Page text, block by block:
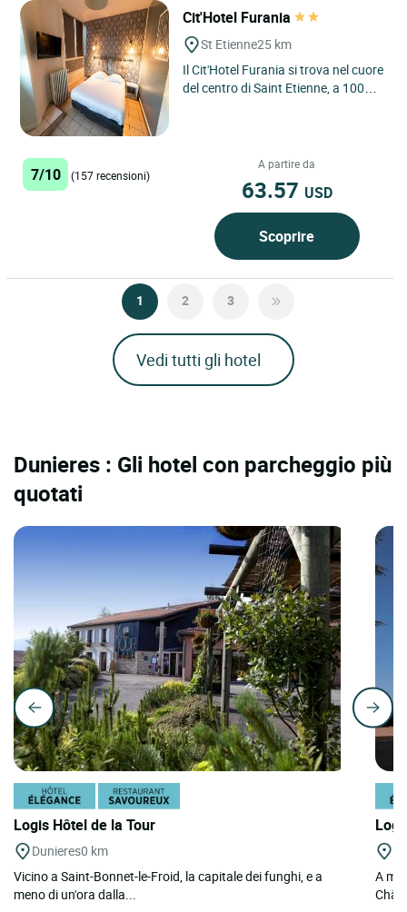
Cit'Hotel Furania
St Etienne25 km
Il Cit'Hotel Furania si trova nel cuore
del centro di Saint Etienne, a 100
7/10 (157 recensioni)
A partire da
63.57 USD
Scoprire
1 2 3
Vedi tutti gli hotel
Dunieres : Gli hotel con parcheggio più
quotati
Logis Hôtel de la Tour
Dunieres0 km
Vicino a Saint-Bonnet-le-Froid, la capitale dei funghi, e a
meno di un'ora dalla...
A